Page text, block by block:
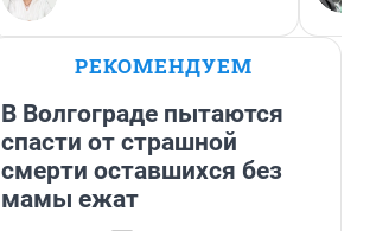
РЕКОМЕНДУЕМ
В Волгограде пытаются
спасти от страшной
смерти оставшихся без
мамы ежат